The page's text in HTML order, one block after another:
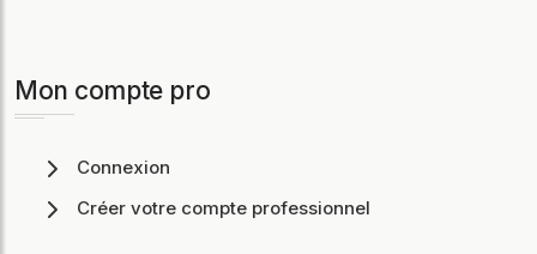
Mon compte pro
Connexion
Créer votre compte professionnel